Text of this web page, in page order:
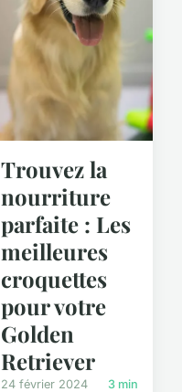
Trouvez la
nourriture
parfaite : Les
meilleures
croquettes
pour votre
Golden
Retriever
24 février 2024 3 min